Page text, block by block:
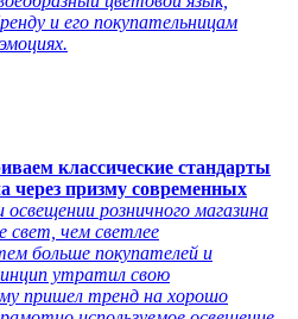
и его покупательницам
классические стандарты
через призму современных
розничного магазина
свет, чем светлее
больше покупателей и
утратил свою
пришел тренд на хорошо